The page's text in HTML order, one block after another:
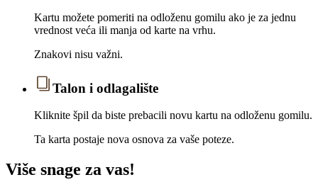
Kartu možete pomeriti na odloženu gomilu ako je za jednu
vrednost veća ili manja od karte na vrhu.
Znakovi nisu važni.
Talon i odlagalište
Kliknite špil da biste prebacili novu kartu na odloženu gomilu.
Ta karta postaje nova osnova za vaše poteze.
Više snage za vas!